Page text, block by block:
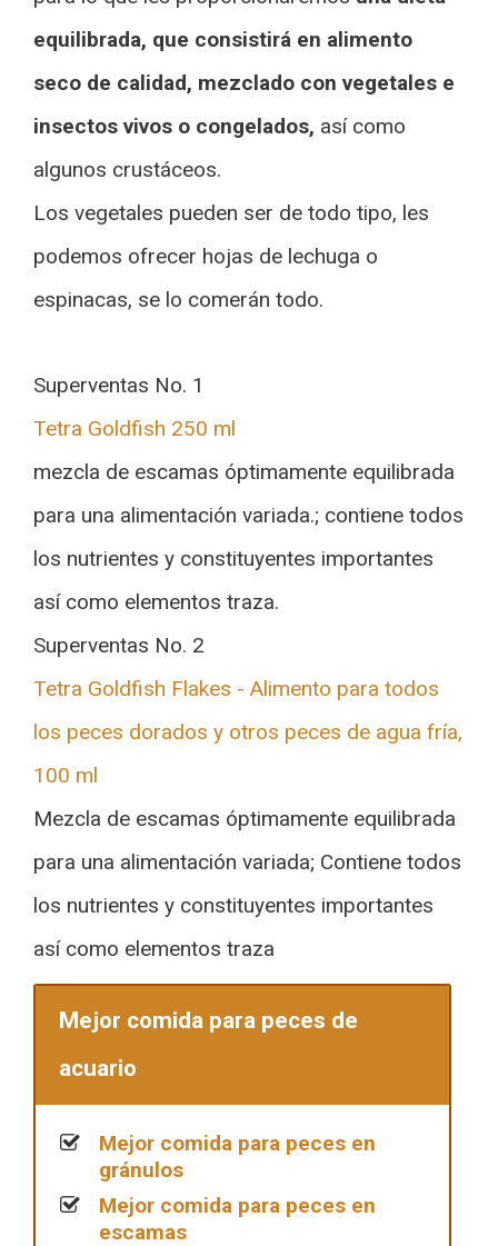
equilibrada, que consistirá en alimento
seco de calidad, mezclado con vegetales e
insectos vivos o congelados, así como
algunos crustáceos.
Los vegetales pueden ser de todo tipo, les
podemos ofrecer hojas de lechuga o
espinacas, se lo comerán todo.
Superventas No. 1
Tetra Goldfish 250 ml
mezcla de escamas óptimamente equilibrada
para una alimentación variada.; contiene todos
los nutrientes y constituyentes importantes
así como elementos traza.
Superventas No. 2
Tetra Goldfish Flakes - Alimento para todos
los peces dorados y otros peces de agua fría,
100 ml
Mezcla de escamas óptimamente equilibrada
para una alimentación variada; Contiene todos
los nutrientes y constituyentes importantes
así como elementos traza
Mejor comida para peces de
acuario
Mejor comida para peces en
gránulos
Mejor comida para peces en
escamas